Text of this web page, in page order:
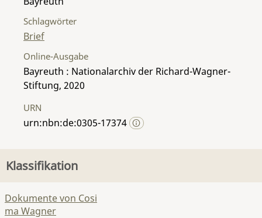
Schlagwörter
Brief
Online-Ausgabe
Bayreuth : Nationalarchiv der Richard-Wagner-
Stiftung, 2020
URN
urn:nbn:de:0305-17374
Klassifikation
Dokumente von Cosi
ma Wagner